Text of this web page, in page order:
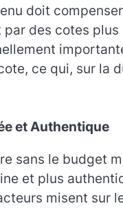
doit
des cotes
ce qui, sur la
et Authentique
sans le budget
et plus
misent sur